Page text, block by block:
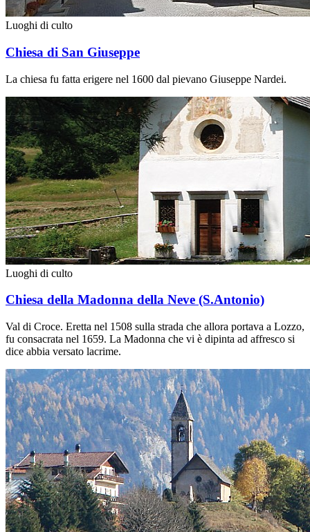
Luoghi di culto
Chiesa di San Giuseppe
La chiesa fu fatta erigere nel 1600 dal pievano Giuseppe Nardei.
Luoghi di culto
Chiesa della Madonna della Neve (S.Antonio)
Val di Croce. Eretta nel 1508 sulla strada che allora portava a Lozzo,
fu consacrata nel 1659. La Madonna che vi è dipinta ad affresco si
dice abbia versato lacrime.